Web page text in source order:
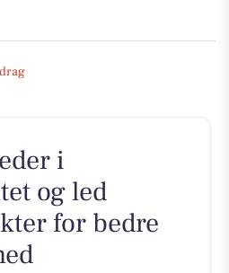
i
og led
for bedre